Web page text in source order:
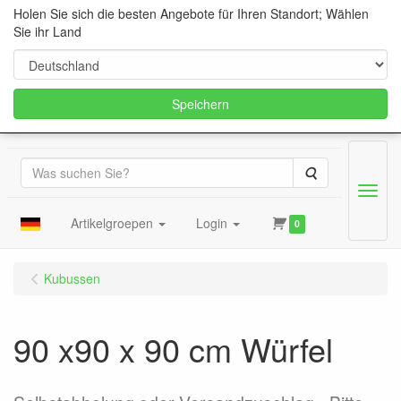
Suche
Artikelgroepen Login 0
Menu
Kubussen
90 x90 x 90 cm Würfel
Holen Sie sich die besten Angebote für Ihren Standort; Wählen
Sie ihr Land
Speichern